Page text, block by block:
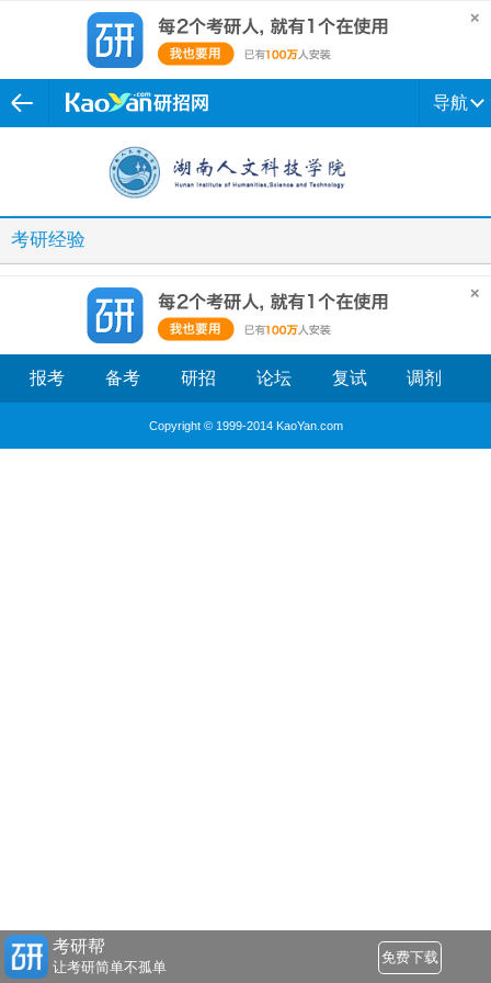
导航
考研经验
报考 备考 研招 论坛 复试 调剂
Copyright © 1999-2014 KaoYan.com
考研帮
让考研简单不孤单
免费下载